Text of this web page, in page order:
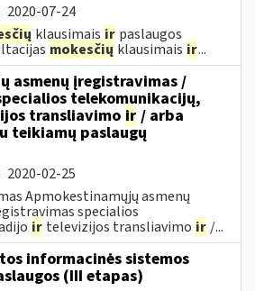
2020-07-24
klausimais ir paslaugos
mokesčiųklausimais ir...
asmenų įregistravimas /
telekomunikacijų,
transliavimo ir / arba
teikiamų paslaugų
2020-02-25
Apmokestinamųjų asmenų
specialios
ir televizijos transliavimo ir /...
informacinės sistemos
(III etapas)